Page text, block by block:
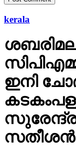
kerala
ഇനി
സതീശന്‍